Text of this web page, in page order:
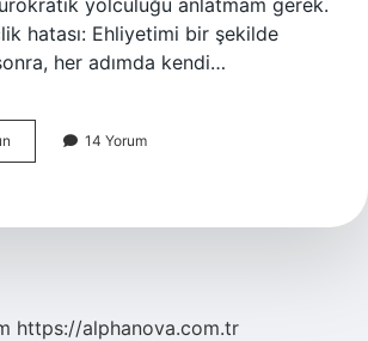
yolculuğu anlatmam gerek.
hatası: Ehliyetimi bir şekilde
her adımda kendi…
belgesi
olur
14 Yorum
https://alphanova.com.tr